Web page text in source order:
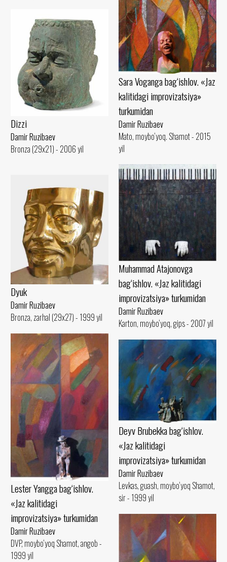
Sara Voganga bag‘ishlov. «Jaz
kalitidagi improvizatsiya»
turkumidan
Damir Ruzibaev
Mato, moybo‘yoq. Shamot - 2015
yil
Dizzi
Damir Ruzibaev
Bronza (29x21) - 2006 yil
Muhammad Atajonovga
bag‘ishlov. «Jaz kalitidagi
improvizatsiya» turkumidan
Damir Ruzibaev
Karton, moybo‘yoq, gips - 2007 yil
Dyuk
Damir Ruzibaev
Bronza, zarhal (29x27) - 1999 yil
Lester Yangga bag‘ishlov.
«Jaz kalitidagi
improvizatsiya» turkumidan
Damir Ruzibaev
DVP, moybo‘yoq Shamot, angob -
1999 yil
Deyv Brubekka bag‘ishlov.
«Jaz kalitidagi
improvizatsiya» turkumidan
Damir Ruzibaev
Levkas, guash, moybo‘yoq Shamot,
sir - 1999 yil